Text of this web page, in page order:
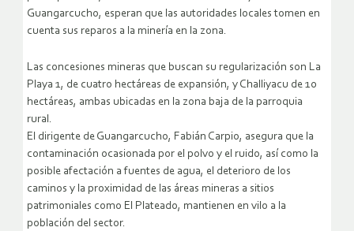
Guangarcucho, esperan que las autoridades locales tomen en
cuenta sus reparos a la minería en la zona.
Las concesiones mineras que buscan su regularización son La
Playa 1, de cuatro hectáreas de expansión, y Challiyacu de 10
hectáreas, ambas ubicadas en la zona baja de la parroquia
rural.
El dirigente de Guangarcucho, Fabián Carpio, asegura que la
contaminación ocasionada por el polvo y el ruido, así como la
posible afectación a fuentes de agua, el deterioro de los
caminos y la proximidad de las áreas mineras a sitios
patrimoniales como El Plateado, mantienen en vilo a la
población del sector.